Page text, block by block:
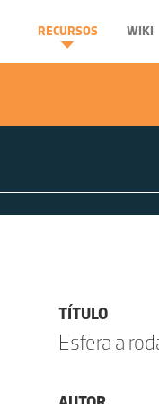
RECURSOS WIKI
TÍTULO
Esfera a